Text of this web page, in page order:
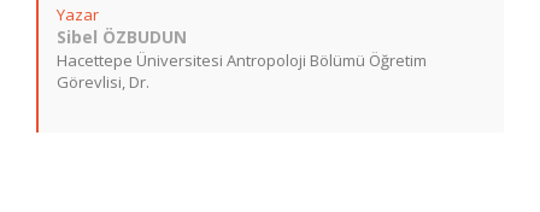
Yazar
Sibel ÖZBUDUN
Hacettepe Üniversitesi Antropoloji Bölümü Öğretim
Görevlisi, Dr.